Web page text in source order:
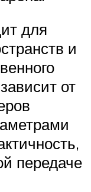
для
и
от
передаче